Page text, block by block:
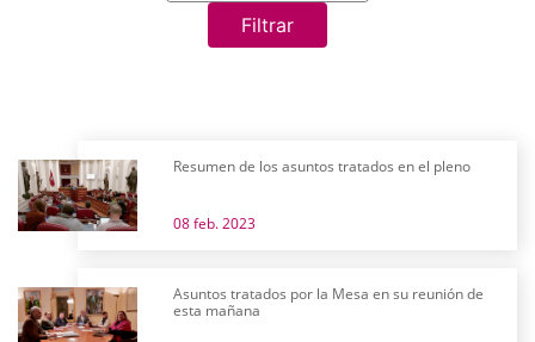
Filtrar
Resumen de los asuntos tratados en el pleno
08 feb. 2023
Asuntos tratados por la Mesa en su reunión de
esta mañana